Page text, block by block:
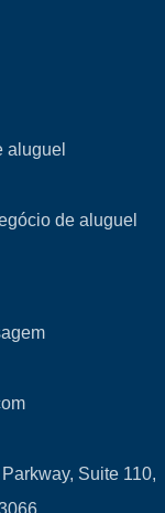
aluguel
de aluguel
Suite 110,